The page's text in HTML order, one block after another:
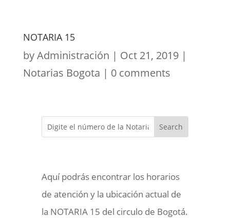
NOTARIA 15
byAdministración | Oct 21, 2019|
Notarias Bogota | 0 comments
Aquí podrás encontrar los horarios
de atención y la ubicación actual de
la NOTARIA 15 del circulo de Bogotá.